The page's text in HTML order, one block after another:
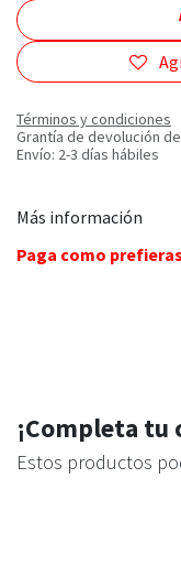
Términos y condiciones
Grantía de devolución
Envío: 2-3 días hábiles
Más información
Paga como prefieras
¡Completa tu
Estos productos